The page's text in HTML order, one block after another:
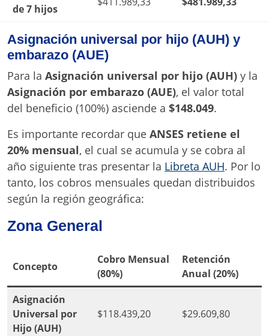
de 7 hijos
Asignación universal por hijo (AUH) y
embarazo (AUE)
Para la Asignación universal por hijo (AUH) y la
Asignación por embarazo (AUE), el valor total
del beneficio (100%) asciende a $148.049.
Es importante recordar que ANSES retiene el
20% mensual, el cual se acumula y se cobra al
año siguiente tras presentar la Libreta AUH. Por lo
tanto, los cobros mensuales quedan distribuidos
según la región geográfica:
Zona General
Concepto
Cobro Mensual
(80%)
Retención
Anual (20%)
Asignación
Universal por
Hijo (AUH)
$118.439,20 $29.609,80